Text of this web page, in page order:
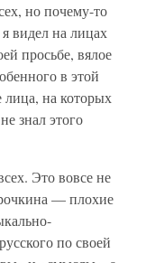
но почему-то
видел на лицах
просьбе, вялое
в этой
лица, на которых
знал этого
Это вовсе не
— плохие
по своей